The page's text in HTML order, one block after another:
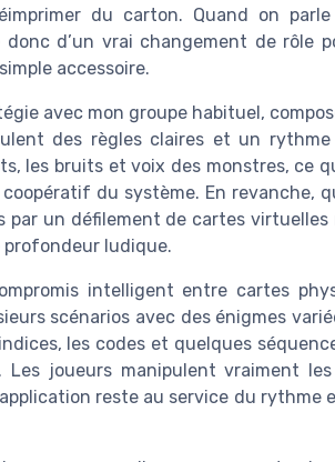
du carton. Quand on
d’un vrai changement de rôle
accessoire.
avec mon groupe habituel,
des règles claires et un rythme
les bruits et voix des monstres, ce
du système. En revanche,
un défilement de cartes virtuelles
ludique.
intelligent entre cartes
scénarios avec des énigmes
les codes et quelques
Les joueurs manipulent vraiment
reste au service du rythme